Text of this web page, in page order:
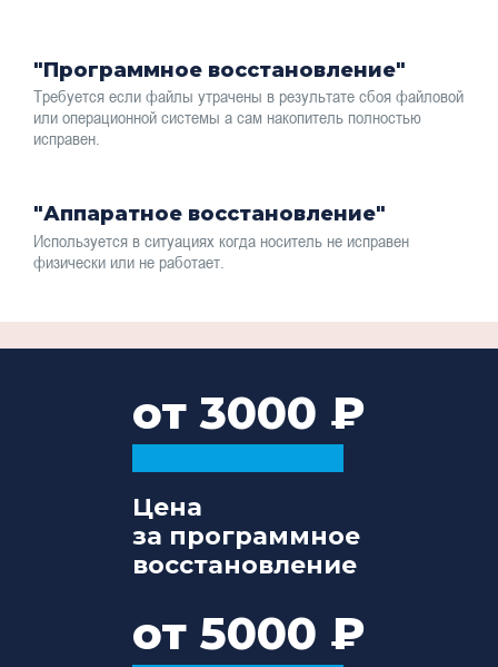
"Программное восстановление"
Требуется если файлы утрачены в результате сбоя файловой
или операционной системы а сам накопитель полностью
исправен.
"Аппаратное восстановление"
Используется в ситуациях когда носитель не исправен
физически или не работает.
от 3000
Цена
за программное
восстановление
от 5000